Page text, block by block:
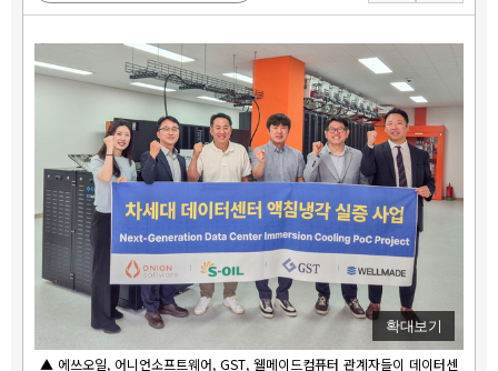
확대보기
▲ 에쓰오일, 어니언소프트웨어, GST, 웰메이드컴퓨터 관계자들이 데이터센